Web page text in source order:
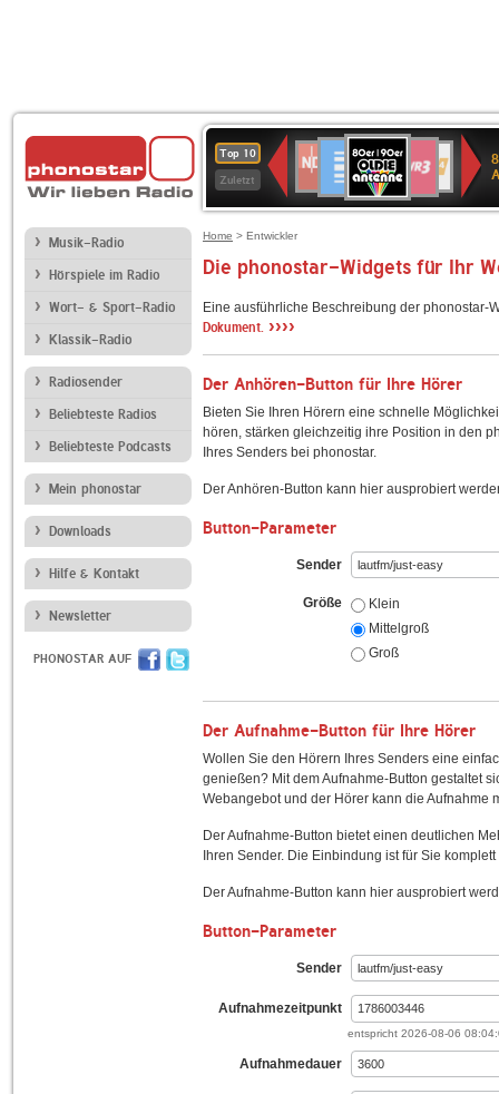
Top 10
Zuletzt
Deutschlandfunk
80er
90er
OLDIE
ANTENNE
SWR3
SWR
Kultur
NDR
2
Musik-Radio
Hörspiele im Radio
Wort- & Sport-Radio
Klassik-Radio
Radiosender
Beliebteste Radios
Beliebteste Podcasts
Mein phonostar
Downloads
Hilfe & Kontakt
Newsletter
PHONOSTAR AUF
Home > Entwickler
Die phonostar-Widgets für Ihr
Eine ausführliche Beschreibung der
Dokument. ››››
Der Anhören-Button für Ihre Hörer
Bieten Sie Ihren Hörern eine schnelle
hören, stärken gleichzeitig ihre Position in den
Ihres Senders bei phonostar.
Der Anhören-Button kann hier ausprobiert
Button-Parameter
Sender
Größe
Klein
Mittelgroß
Groß
Der Aufnahme-Button für Ihre Hörer
Wollen Sie den Hörern Ihres Senders eine
genießen? Mit dem Aufnahme-Button gestaltet
Webangebot und der Hörer kann die Aufnahme
Der Aufnahme-Button bietet einen deutlichen
Ihren Sender. Die Einbindung ist für Sie
Der Aufnahme-Button kann hier ausprobiert
Button-Parameter
Sender
Aufnahmezeitpunkt
entspricht 2026-08-06
Aufnahmedauer